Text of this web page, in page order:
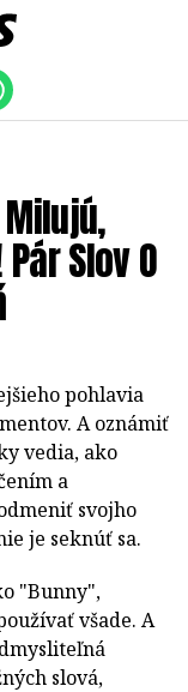
Slov O
pohlavia
A oznámiť
vedia, ako
a
svojho
je seknúť sa.
"Bunny",
všade. A
slová,